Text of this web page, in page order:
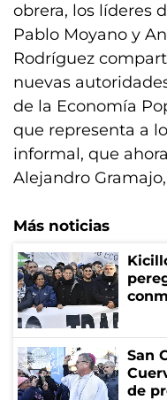
obrera, los líderes
Pablo Moyano y
Rodríguez
nuevas
de la Economía
que representa a
informal, que
Alejandro
Más noticias
San
de